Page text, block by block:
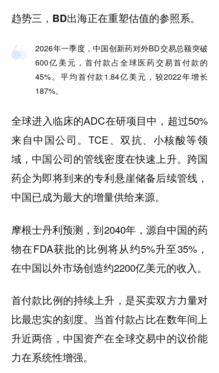
趋势三，BD出海正在重塑估值的参照系。
2026年一季度，中国创新药对外BD交易总额突破
600亿美元，首付款占全球医药交易首付款的
45%。平均首付款1.84亿美元，较2022年增长
187%。
全球进入临床的ADC在研项目中，超过50%
来自中国公司。TCE、双抗、小核酸等领
域，中国公司的管线密度在快速上升。跨国
药企为即将到来的专利悬崖储备后续管线，
中国已成为最大的增量供给来源。
摩根士丹利预测，到2040年，源自中国的药
物在FDA获批的比例将从约5%升至35%，
在中国以外市场创造约2200亿美元的收入。
首付款比例的持续上升，是买卖双方力量对
比最忠实的刻度。当首付款占比在数年间上
升近两倍，中国资产在全球交易中的议价能
力在系统性增强。